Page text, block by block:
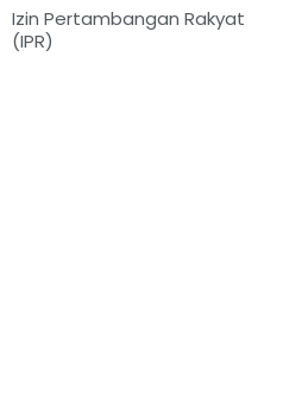
Izin Pertambangan Rakyat
(IPR)